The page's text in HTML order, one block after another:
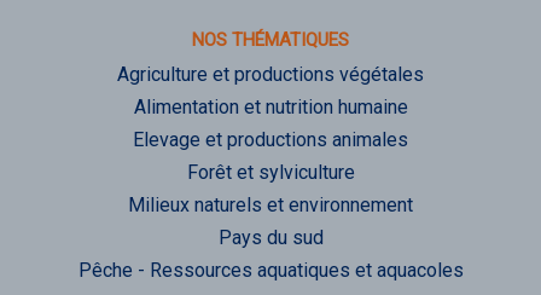
NOS THÉMATIQUES
Agriculture et productions végétales
Alimentation et nutrition humaine
Elevage et productions animales
Forêt et sylviculture
Milieux naturels et environnement
Pays du sud
Pêche - Ressources aquatiques et aquacoles